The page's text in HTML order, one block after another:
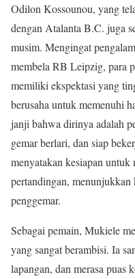
Odilon Kossounou, yang
dengan Atalanta B.C. juga
musim. Mengingat
membela RB Leipzig, para
memiliki ekspektasi yang
berusaha untuk memenuhi
janji bahwa dirinya adalah
gemar berlari, dan siap
menyatakan kesiapan untuk
pertandingan,
penggemar.
Sebagai pemain, Mukiele
yang sangat berambisi. Ia
lapangan, dan merasa puas